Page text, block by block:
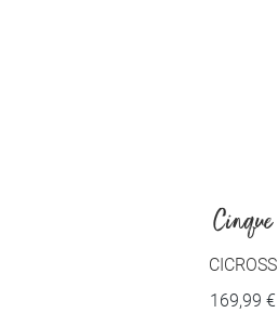
Cinque
CICROSS
169,99 €